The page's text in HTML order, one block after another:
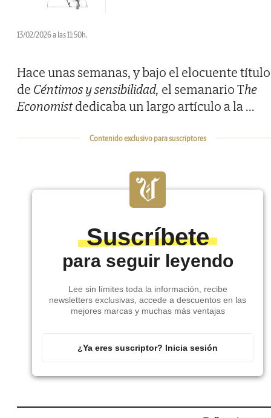
13/02/2026 a las 11:50h.
Hace unas semanas, y bajo el elocuente título
de Céntimos y sensibilidad, el semanario The
Economistdedicaba un largo artículo a la...
Contenido exclusivo para suscriptores
Suscríbete
para seguir leyendo
Lee sin límites toda la información, recibe
newsletters exclusivas, accede a descuentos en las
mejores marcas y muchas más ventajas
¿Ya eres suscriptor? Inicia sesión